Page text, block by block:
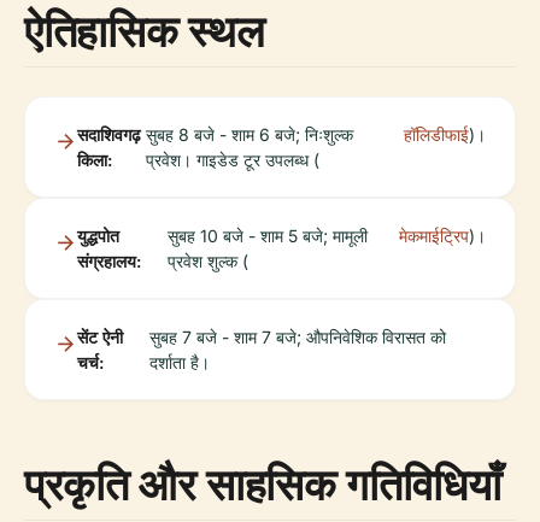
ऐतिहासिक स्थल
सदाशिवगढ़
किला:
सुबह 8 बजे - शाम 6 बजे; निःशुल्क
प्रवेश। गाइडेड टूर उपलब्ध (
हॉलिडीफाई)।
युद्धपोत
संग्रहालय:
सुबह 10 बजे - शाम 5 बजे; मामूली
प्रवेश शुल्क (
मेकमाईट्रिप)।
सेंट ऐनी
चर्च:
सुबह 7 बजे - शाम 7 बजे; औपनिवेशिक विरासत को
दर्शाता है।
प्रकृति और साहसिक गतिविधियाँ